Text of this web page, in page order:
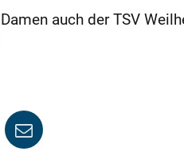
auch der TSV